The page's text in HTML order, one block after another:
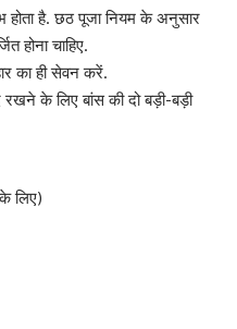
होता है. छठ पूजा नियम के अनुसार
होना चाहिए.
का ही सेवन करें.
के लिए बांस की दो बड़ी-बड़ी
लिए)